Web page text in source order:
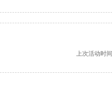
上次活动时间